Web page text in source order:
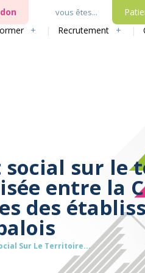
vous êtes...
Recrutement
social sur le
entre la
des
Sur Le Territoire...